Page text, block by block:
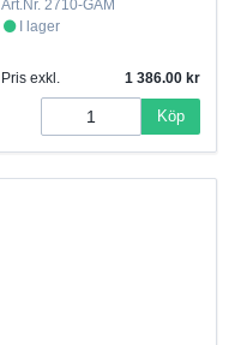
Art.Nr. 2710-GAM
I lager
Pris exkl. 1 386.00
Köp